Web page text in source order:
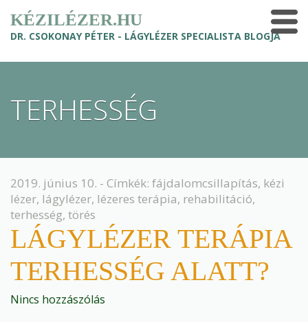
KÉZILÉZER.HU
DR. CSOKONAY PÉTER - LÁGYLÉZER SPECIALISTA BLOGJA
TERHESSÉG
2019. június 10. - Címkék: fájdalomcsillapítás, kézi
lézer, lágylézer, lézeres terápia, rehabilitáció,
terhesség, törés
LÁGYLÉZER TERÁPIA
TERHESSÉG ALATT?
Nincs hozzászólás